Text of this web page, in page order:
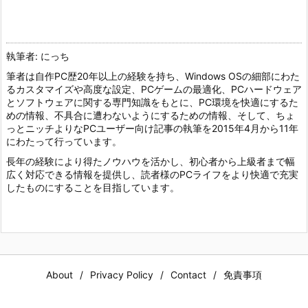
執筆者: にっち
筆者は自作PC歴20年以上の経験を持ち、Windows OSの細部にわた
るカスタマイズや高度な設定、PCゲームの最適化、PCハードウェア
とソフトウェアに関する専門知識をもとに、PC環境を快適にするた
めの情報、不具合に遭わないようにするための情報、そして、ちょ
っとニッチよりなPCユーザー向け記事の執筆を2015年4月から11年
にわたって行っています。
長年の経験により得たノウハウを活かし、初心者から上級者まで幅
広く対応できる情報を提供し、読者様のPCライフをより快適で充実
したものにすることを目指しています。
About Privacy Policy Contact 免責事項